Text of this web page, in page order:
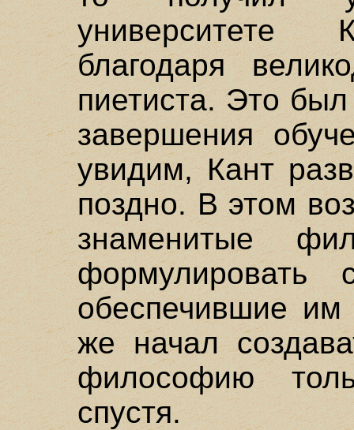
университете
благодаря
пиетиста. Это
завершения
увидим, Кант
поздно. В этом
знаменитые
формулировать
обеспечившие
же начал
философию
спустя.